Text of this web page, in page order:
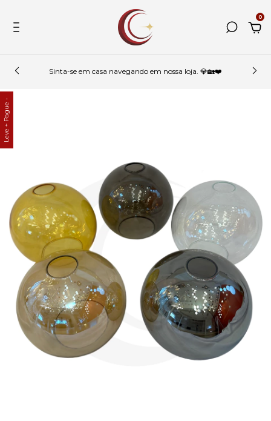
0
Sinta-se em casa navegando em nossa loja. 💎🏡❤️
Leve + Pague -